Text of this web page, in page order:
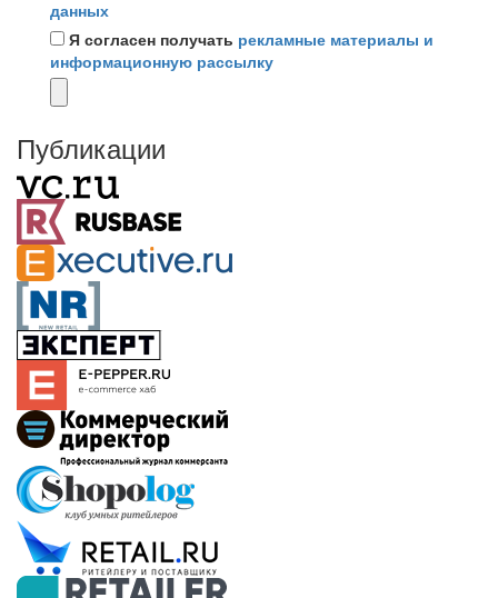
данных
Я согласен получать рекламные материалы и
информационную рассылку
Публикации